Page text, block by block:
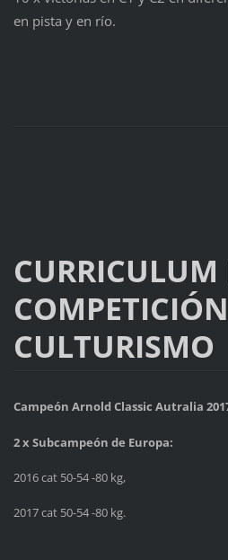
en pista y en río.
CURRICULUM
CULTURISMO
Campeón Arnold Classic Autralia
2 x Subcampeón de Europa:
2016 cat 50-54 -80 kg,
2017 cat 50-54 -80 kg.